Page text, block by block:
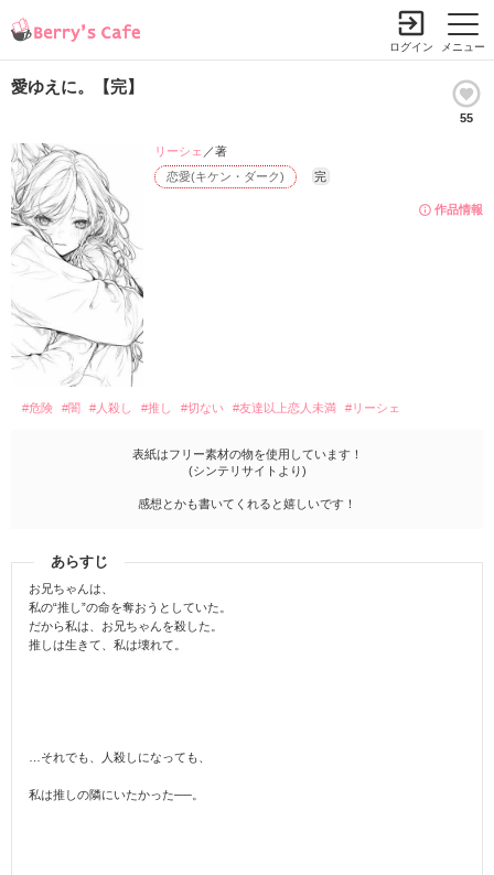
メニュー
ログイン
愛ゆえに。【完】
55
作品情報
恋愛(キケン・ダーク) 完
リーシェ ／著
#危険 #闇 #人殺し #推し #切ない #友達以上恋人未満 #リーシェ
表紙はフリー素材の物を使用しています！
(シンテリサイトより)
感想とかも書いてくれると嬉しいです！
あらすじ
お兄ちゃんは、
私の“推し”の命を奪おうとしていた。
だから私は、お兄ちゃんを殺した。
推しは生きて、私は壊れて。
…それでも、人殺しになっても、
私は推しの隣にいたかった──。